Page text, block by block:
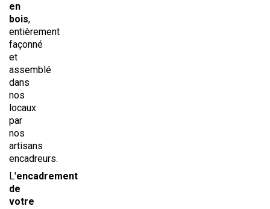
en
bois,
entièrement
façonné
et
assemblé
dans
nos
locaux
par
nos
artisans
encadreurs.
L'encadrement
de
votre